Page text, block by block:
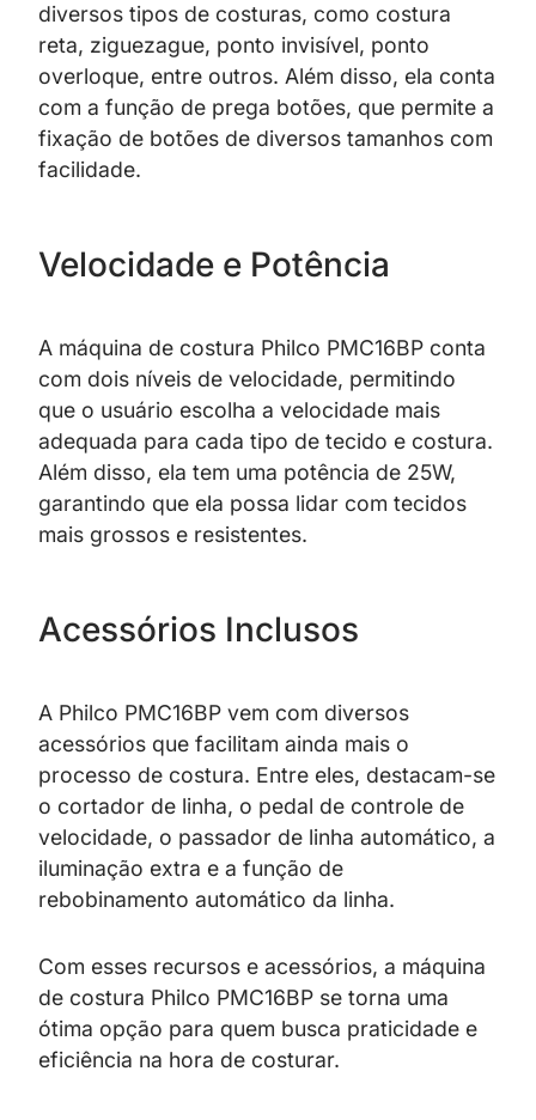
diversos tipos de costuras, como costura
reta, ziguezague, ponto invisível, ponto
overloque, entre outros. Além disso, ela conta
com a função de prega botões, que permite a
fixação de botões de diversos tamanhos com
facilidade.
Velocidade e Potência
A máquina de costura Philco PMC16BP conta
com dois níveis de velocidade, permitindo
que o usuário escolha a velocidade mais
adequada para cada tipo de tecido e costura.
Além disso, ela tem uma potência de 25W,
garantindo que ela possa lidar com tecidos
mais grossos e resistentes.
Acessórios Inclusos
A Philco PMC16BP vem com diversos
acessórios que facilitam ainda mais o
processo de costura. Entre eles, destacam-se
o cortador de linha, o pedal de controle de
velocidade, o passador de linha automático, a
iluminação extra e a função de
rebobinamento automático da linha.
Com esses recursos e acessórios, a máquina
de costura Philco PMC16BP se torna uma
ótima opção para quem busca praticidade e
eficiência na hora de costurar.